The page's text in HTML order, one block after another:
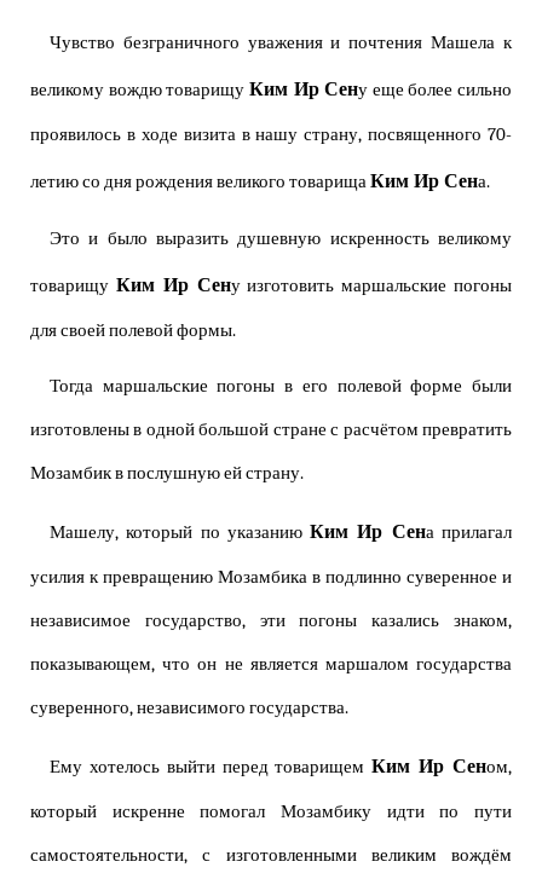
Чувство безграничного уважения и почтения Машела к
великому вождю товарищу Ким Ир Сену еще более сильно
проявилось в ходе визита в нашу страну, посвященного 70-
летию со дня рождения великого товарищаКим Ир Сена.
Это и было выразить душевную искренность великому
товарищу Ким Ир Сену изготовить маршальские погоны
для своей полевой формы.
Тогда маршальские погоны в его полевой форме были
изготовлены в одной большой стране с расчётом превратить
Мозамбик в послушную ей страну.
Машелу, который по указаниюКим Ир Сена прилагал
усилия к превращению Мозамбика в подлинно суверенное и
независимое государство, эти погоны казались знаком,
показывающем, что он не является маршалом государства
суверенного, независимого государства.
Ему хотелось выйти перед товарищемКим Ир Сеном,
который искренне помогал Мозамбику идти по пути
самостоятельности, с изготовленными великим вождём